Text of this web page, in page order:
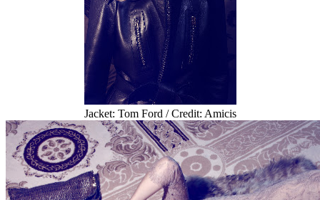
Jacket: Tom Ford / Credit: Amicis